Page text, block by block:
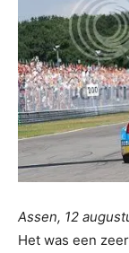
Assen, 12
Het was een